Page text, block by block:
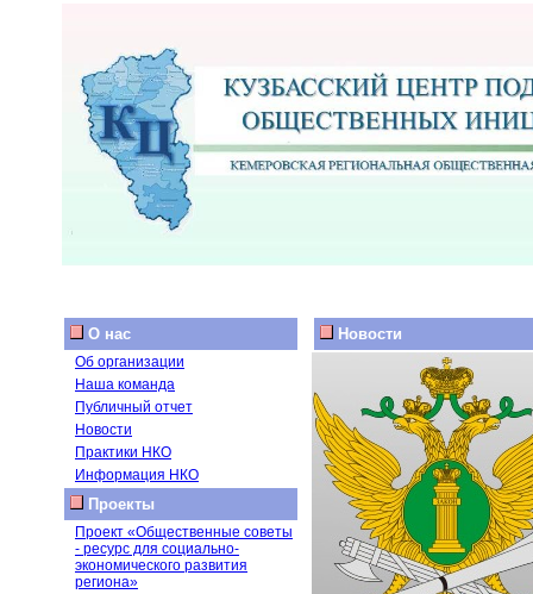
О нас
Об организации
Наша команда
Публичный отчет
Новости
Практики НКО
Информация НКО
Проекты
Проект «Общественные советы
- ресурс для социально-
экономического развития
региона»
Новости